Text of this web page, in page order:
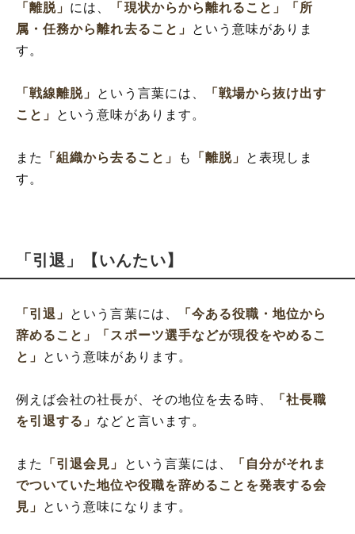
「離脱」 には、 「現状からから離れること」
「所
属・任務から離れ去ること」
という意味がありま
す。
「戦線離脱」 という言葉には、
「戦場から抜け出す
こと」
という意味があります。
また 「組織から去ること」 も 「離脱」
と表現しま
す。
「引退」【いんたい】
「引退」 という言葉には、
「今ある役職・地位から
辞めること」
「スポーツ選手などが現役をやめるこ
と」
という意味があります。
例えば会社の社長が、その地位を去る時、
「社長職
を引退する」 などと言います。
また 「引退会見」 という言葉には、
「自分がそれま
でついていた地位や役職を辞めることを発表する会
見」
という意味になります。